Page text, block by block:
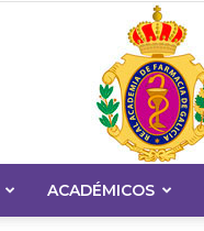
ACADÉMICOS